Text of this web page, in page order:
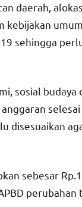
daerah,
sehingga
sosial
disesuaikan
sebesar